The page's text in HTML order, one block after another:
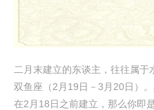
二月末建立的东谈主，往往属
双鱼座（2月19日－3月20日）
在2月18日之前建立，那么你即